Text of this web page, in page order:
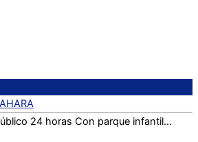
24 horas Con parque infantil…